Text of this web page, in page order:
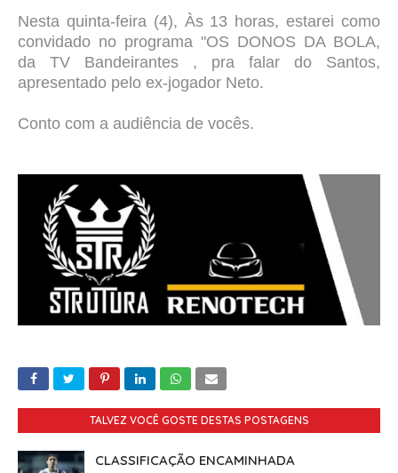
Nesta quinta-feira (4), Às 13 horas,estarei como
convidado no programa "OS DONOS DA BOLA,
da TV Bandeirantes , pra falar do Santos,
apresentado pelo ex-jogador Neto.
Conto com a audiência de vocês.
TALVEZ VOCÊ GOSTE DESTAS POSTAGENS
CLASSIFICAÇÃO ENCAMINHADA